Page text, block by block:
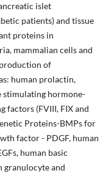
islet
patients) and tissue
proteins in
mammalian cells and
of
human prolactin,
stimulating hormone-
factors (FVIII, FIX and
Proteins-BMPs for
factor - PDGF, human
human basic
granulocyte and